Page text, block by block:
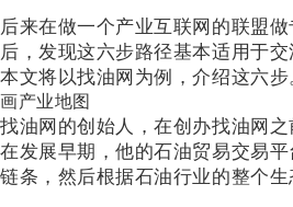
后来在做一个产业互联网的联盟
后，发现这六步路径基本适用于
本文将以找油网为例，介绍这六
画产业地图
找油网的创始人，在创办找油网
在发展早期，他的石油贸易交易
链条，然后根据石油行业的整个